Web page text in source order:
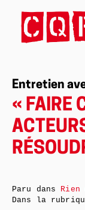
Entretien
« FAIRE
Paru dans Rien
Dans la